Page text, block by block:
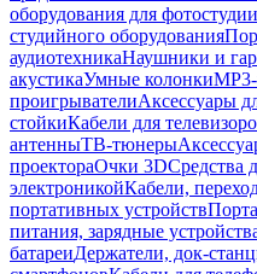
оборудования для фотостудии
студийного оборудования
аудиотехникаНаушники и
акустикаУмные колонки
проигрывателиАксессуары
стойкиКабели для
антенныТВ-тюнеры
проектораОчки 3DСредства
электроникойКабели,
портативных устройств
питания, зарядные
батареиДержатели, док-